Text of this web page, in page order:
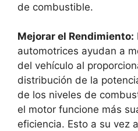
de combustible.
Mejorar el Rendimiento:
automotrices ayudan a
del vehículo al
distribución de la
de los niveles de
el motor funcione más
eficiencia. Esto a su vez